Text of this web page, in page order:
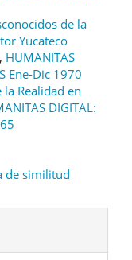
de la
Yucateco
, HUMANITAS
Ene-Dic 1970
la Realidad en
DIGITAL:
de similitud